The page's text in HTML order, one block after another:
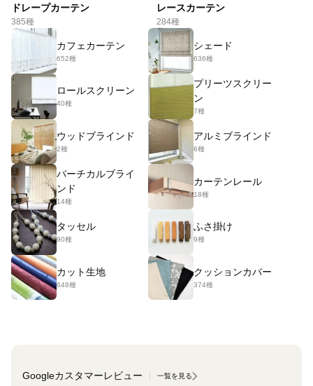
ドレープカーテン
385種
レースカーテン
284種
カフェカーテン
652種
シェード
636種
ロールスクリーン
40種
プリーツスクリー
ン
7種
ウッドブラインド
2種
アルミブラインド
6種
バーチカルブライ
ンド
14種
カーテンレール
18種
タッセル
90種
ふさ掛け
9種
カット生地
648種
クッションカバー
374種
Googleカスタマーレビュー 一覧を見る